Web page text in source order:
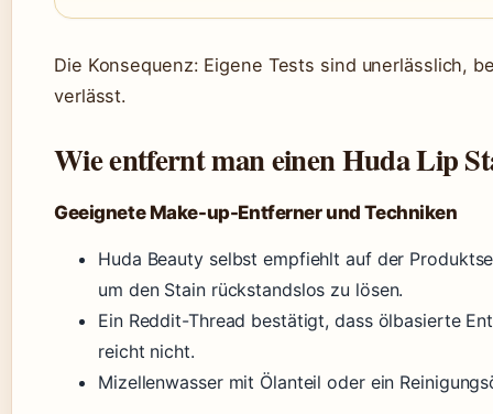
Die Konsequenz: Eigene Tests sind unerlässlich,
verlässt.
Wie entfernt man einen Huda Lip
Geeignete Make-up-Entferner und Techniken
Huda Beauty selbst empfiehlt auf der
um den Stain rückstandslos zu lösen.
Ein Reddit-Thread bestätigt, dass ölbasierte
reicht nicht.
Mizellenwasser mit Ölanteil oder ein